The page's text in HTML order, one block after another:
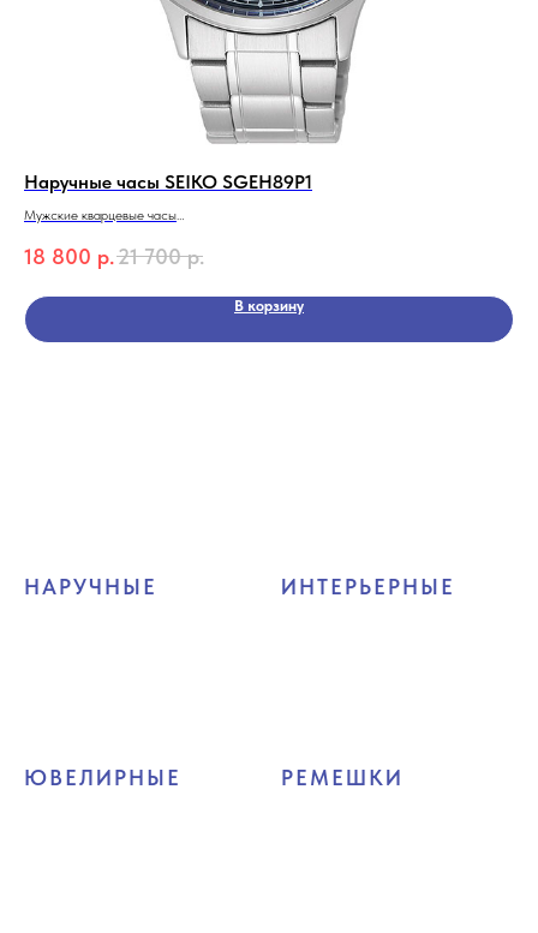
Наручные часы SEIKO SGEH89P1
Мужские кварцевые часы
Серия Conceptual Series Dress
18 800 р.21 700 р.
В корзину
НАРУЧНЫЕ ИНТЕРЬЕРНЫЕ
ЮВЕЛИРНЫЕ РЕМЕШКИ